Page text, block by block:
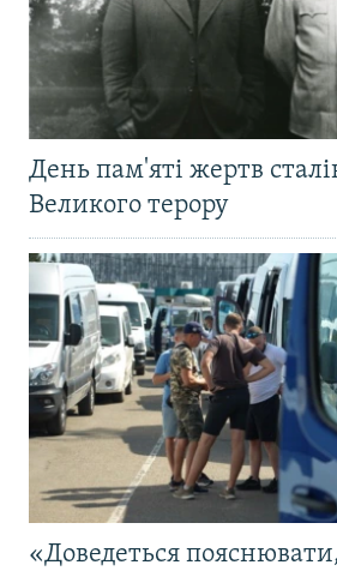
День пам'яті жертв
Великого терору
«Доведеться